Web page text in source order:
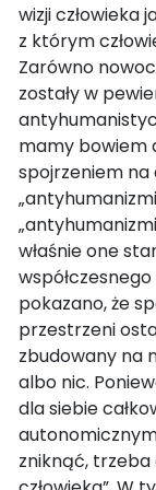
wizji człowieka
z którym
Zarówno
zostały w
mamy bowiem
spojrzeniem na
właśnie one
pokazano, że
przestrzeni
zbudowany na
albo nic.
dla siebie
zniknąć, trzeba